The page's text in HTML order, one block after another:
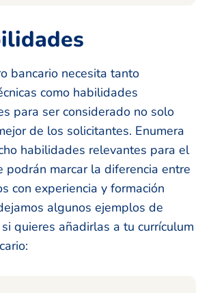
bancario necesita tanto
como habilidades
para ser considerado no solo
de los solicitantes. Enumera
habilidades relevantes para el
podrán marcar la diferencia entre
con experiencia y formación
algunos ejemplos de
quieres añadirlas a tu currículum